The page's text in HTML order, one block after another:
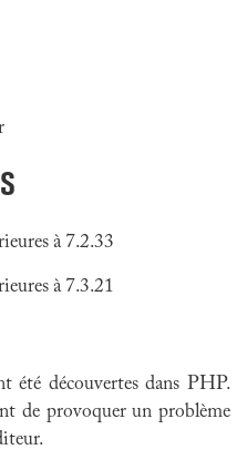
à 7.2.33
à 7.3.21
été découvertes dans PHP.
de provoquer un problème